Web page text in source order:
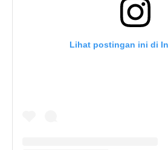
Lihat postingan ini di